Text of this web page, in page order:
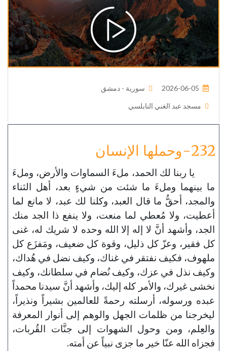
2026-06-05 سورية - دمشق
مسجد عبد الغني النابلسي
232-وحملها الإنسان
يا ربنا لك الحمد، ملءَ السماوات والأرض، وملءَ
ما بينهما وملءَ ما شئت من شيءٍ بعد، أهل الثناء
والمجد، أحقُّ ما قال العبد، وكلنا لك عبد، لا مانع لما
أعطيت، ولا مُعطي لما منعت، ولا ينفع ذا الجد منك
الجد، وأشهد أنَّ لا إله إلا الله وحده لا شريك له، غنى
كل فقير، وعزّ كل ذليل، وقوة كل ضعيف، ومَفزَع كل
ملهوف، فكيف نفتقر في غناك، وكيف نضل في هُداك،
وكيف نذل في عزك، وكيف نُضام في سلطانك، وكيف
نخشى غيرك، والأمر كله إليك، وأشهد أنَّ سيدنا محمداً
عبده ورسوله، أرسلته رحمةً للعالمين بشيراً ونذيراً،
ليخرجنا من ظلمات الجهل والوهم إلى أنوار المعرفة
والعِلم، ومن وحول الشهوات إلى جنَّات القُربات،
فجزاه الله عنّا خير ما جزى نبياً عن أمته.